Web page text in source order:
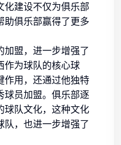
化建设不仅为俱乐部
助俱乐部赢得了更多
加盟，进一步增强了
作为球队的核心球
作用，还通过他独特
球员加盟。俱乐部逐
球队文化，这种文化
队，也进一步增强了